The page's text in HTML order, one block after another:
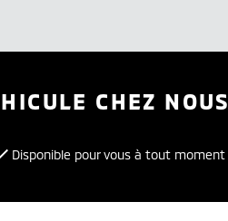
CHEZ NOUS
Disponible pour vous à tout moment